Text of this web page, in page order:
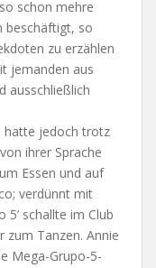
schon mehre
beschäftigt, so
zu erzählen
jemanden aus
ausschließlich
hatte jedoch trotz
ihrer Sprache
Essen und auf
verdünnt mit
5’ schallte im Club
zum Tanzen. Annie
Mega-Grupo-5-